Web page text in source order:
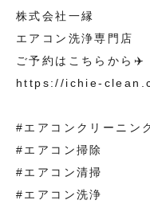
株式会社一縁
エアコン洗浄専門店
ご予約はこちらから✈️
https://ichie-
#エアコンクリーニン
#エアコン掃除
#エアコン清掃
#エアコン洗浄